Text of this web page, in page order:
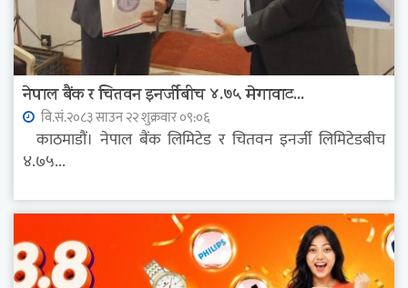
नेपाल बैंक र चितवन इनर्जीबीच ४.७५ मेगावाट...
वि.सं.२०८३ साउन २२ शुक्रवार ०९:०६
काठमाडौं। नेपाल बैंक लिमिटेड र चितवन इनर्जी लिमिटेडबीच
४.७५...